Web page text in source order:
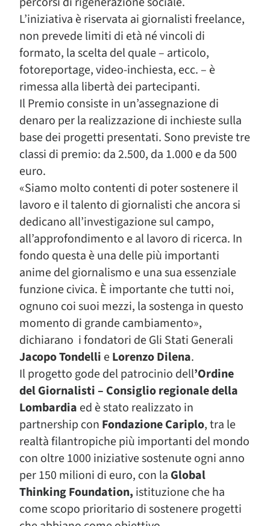
L’iniziativa è riservata ai giornalisti freelance,
non prevede limiti di età né vincoli di
formato, la scelta del quale – articolo,
fotoreportage, video-inchiesta, ecc. – è
rimessa alla libertà dei partecipanti.
Il Premio consiste in un’assegnazione di
denaro per la realizzazione di inchieste sulla
base dei progetti presentati. Sono previste tre
classi di premio: da 2.500, da 1.000 e da 500
euro.
«Siamo molto contenti di poter sostenere il
lavoro e il talento di giornalisti che ancora si
dedicano all’investigazione sul campo,
all’approfondimento e al lavoro di ricerca. In
fondo questa è una delle più importanti
anime del giornalismo e una sua essenziale
funzione civica. È importante che tutti noi,
ognuno coi suoi mezzi, la sostenga in questo
momento di grande cambiamento»,
dichiarano i fondatori de Gli Stati Generali
Jacopo Tondelli eLorenzo Dilena.
Il progetto gode del patrocinio dell’Ordine
del Giornalisti – Consiglio regionale della
Lombardia ed è stato realizzato in
partnership con Fondazione Cariplo, tra le
realtà filantropiche più importanti del mondo
con oltre 1000 iniziative sostenute ogni anno
per 150 milioni di euro, con la Global
Thinking Foundation, istituzione che ha
come scopo prioritario di sostenere progetti